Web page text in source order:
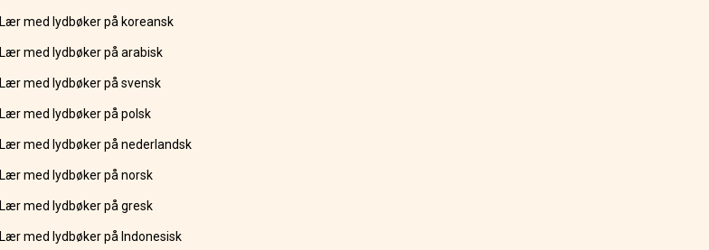
Lær med lydbøker på koreansk
Lær med lydbøker på arabisk
Lær med lydbøker på svensk
Lær med lydbøker på polsk
Lær med lydbøker på nederlandsk
Lær med lydbøker på norsk
Lær med lydbøker på gresk
Lær med lydbøker på Indonesisk